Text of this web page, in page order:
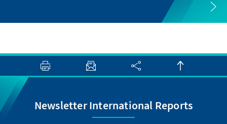
Newsletter International Reports